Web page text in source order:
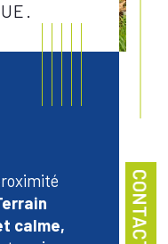
CONTACT
calme,